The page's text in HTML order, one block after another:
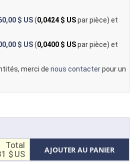
$ US(0,0424 $ USpar pièce) et
$ US(0,0400 $ USpar pièce) et
merci de nous contacterpour un
AJOUTER AU PANIER
Total
$ US